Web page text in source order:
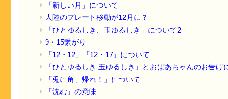
「新しい月」について
大陸のプレート移動が12月に？
「ひとゆるしき、玉ゆるしき」について2
9・15繋がり
「12・12」「12・17」について
「ひとゆるしき 玉ゆるしき」とおばあちゃんのお告げ
「兎に角、帰れ！」について
「沈む」の意味